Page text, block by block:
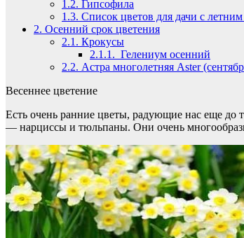
1.2. Гипсофила
1.3. Список цветов для дачи с
2. Осенний срок цветения
2.1. Крокусы
2.1.1. Гелениум осенний
2.2. Астра многолетняя Aster
Весеннее цветение
Есть очень ранние цветы, радующие нас еще до
— нарциссы и тюльпаны. Они очень